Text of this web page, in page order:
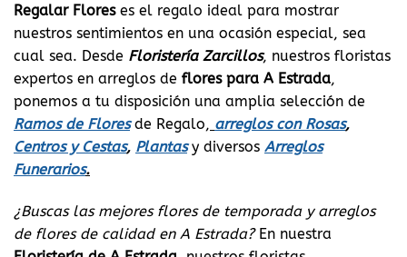
Regalar Floreses el regalo ideal para mostrar
nuestros sentimientos en una ocasión especial, sea
cual sea. Desde Floristería Zarcillos, nuestros floristas
expertos en arreglos de flores para A Estrada,
ponemos a tu disposición una amplia selección de
Ramos de Floresde Regalo, arreglos con Rosas,
Centros y Cestas, Plantas y diversos Arreglos
Funerarios.
¿Buscas las mejores flores de temporada y arreglos
de flores de calidad en A Estrada?En nuestra